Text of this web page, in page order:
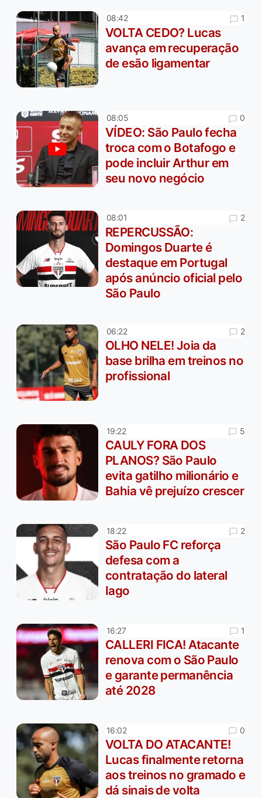
08:42 1
VOLTA CEDO? Lucas
avança em recuperação
de esão ligamentar
08:05 0
VÍDEO: São Paulo fecha
troca com o Botafogo e
pode incluir Arthur em
seu novo negócio
08:01 2
REPERCUSSÃO:
Domingos Duarte é
destaque em Portugal
após anúncio oficial pelo
São Paulo
06:22 2
OLHO NELE! Joia da
base brilha em treinos no
profissional
19:22 5
CAULY FORA DOS
PLANOS? São Paulo
evita gatilho milionário e
Bahia vê prejuízo crescer
18:22 2
São Paulo FC reforça
defesa com a
contratação do lateral
Iago
16:27 1
CALLERI FICA! Atacante
renova com o São Paulo
e garante permanência
até 2028
16:02 0
VOLTA DO ATACANTE!
Lucas finalmente retorna
aos treinos no gramado e
dá sinais de volta